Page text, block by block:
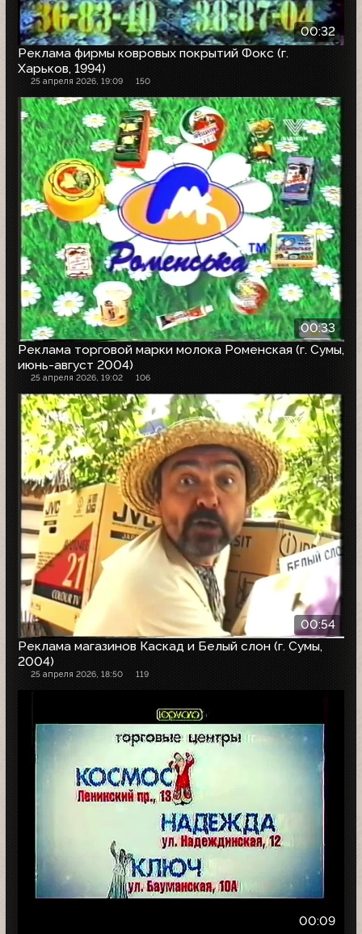
00:32
Реклама фирмы ковровых покрытий Фокс (г.
Харьков, 1994)
25 апреля 2026, 19:09 150
00:33
Реклама торговой марки молока Роменская (г. Сумы,
июнь-август 2004)
25 апреля 2026, 19:02 106
00:54
Реклама магазинов Каскад и Белый слон (г. Сумы,
2004)
25 апреля 2026, 18:50 119
00:09